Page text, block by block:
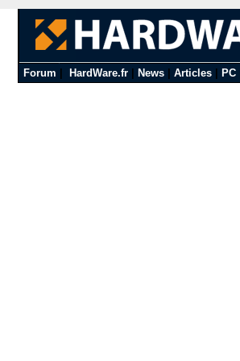
Forum HardWare.fr| News| Articles| PC|